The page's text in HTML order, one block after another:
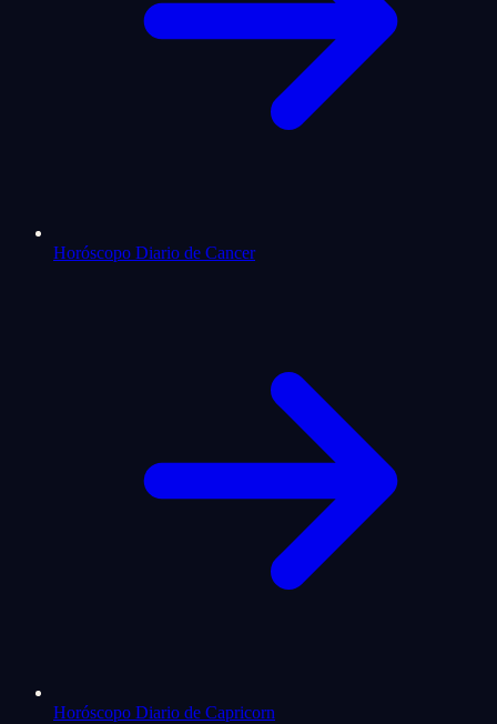
Horóscopo Diario de Cancer
Horóscopo Diario de Capricorn